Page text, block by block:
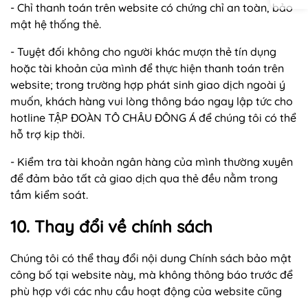
- Chỉ thanh toán trên website có chứng chỉ an toàn, bảo
mật hệ thống thẻ.
- Tuyệt đối không cho người khác mượn thẻ tín dụng
hoặc tài khoản của mình để thực hiện thanh toán trên
website; trong trường hợp phát sinh giao dịch ngoài ý
muốn, khách hàng vui lòng thông báo ngay lập tức cho
hotline TẬP ĐOÀN TÔ CHÂU ĐÔNG Á để chúng tôi có thể
hỗ trợ kịp thời.
- Kiểm tra tài khoản ngân hàng của mình thường xuyên
để đảm bảo tất cả giao dịch qua thẻ đều nằm trong
tầm kiểm soát.
10. Thay đổi về chính sách
Chúng tôi có thể thay đổi nội dung Chính sách bảo mật
công bố tại website này, mà không thông báo trước để
phù hợp với các nhu cầu hoạt động của website cũng